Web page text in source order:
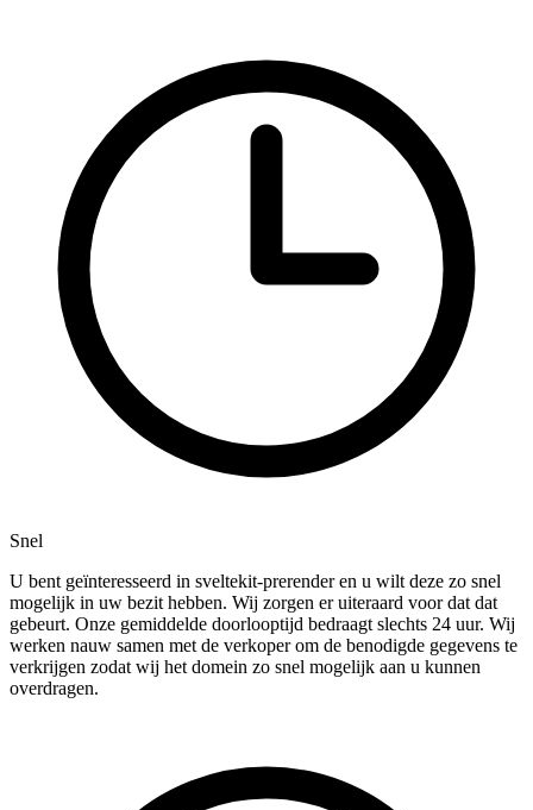
Snel
U bent geïnteresseerd in sveltekit-prerender en u wilt deze zo snel
mogelijk in uw bezit hebben. Wij zorgen er uiteraard voor dat dat
gebeurt. Onze gemiddelde doorlooptijd bedraagt slechts 24 uur. Wij
werken nauw samen met de verkoper om de benodigde gegevens te
verkrijgen zodat wij het domein zo snel mogelijk aan u kunnen
overdragen.